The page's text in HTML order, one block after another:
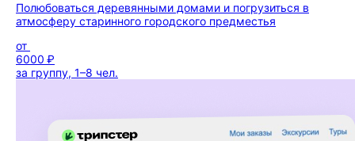
Полюбоваться деревянными домами и погрузиться в
атмосферу старинного городского предместья
от
6000 ₽
за группу, 1–8 чел.